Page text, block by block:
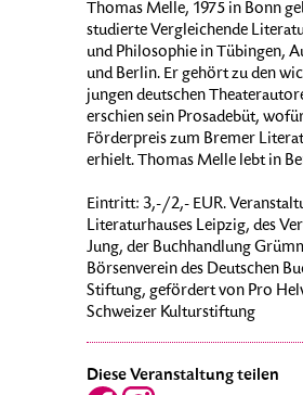
Thomas Melle, 1975 in Bonn
studierte Vergleichende
und Philosophie in Tübingen,
und Berlin. Er gehört zu den
jungen deutschen
erschien sein Prosadebüt,
Förderpreis zum Bremer
erhielt. Thomas Melle lebt in
Eintritt: 3,-/2,- EUR.
Literaturhauses Leipzig, des
Jung, der Buchhandlung
Börsenverein des Deutschen
Stiftung, gefördert von Pro
Schweizer Kulturstiftung
Diese Veranstaltung teilen